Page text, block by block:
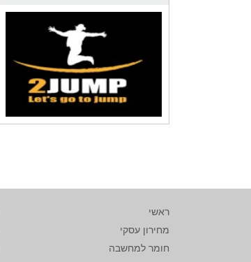
ראשי
מחירון עסקי
חומר למחשבה